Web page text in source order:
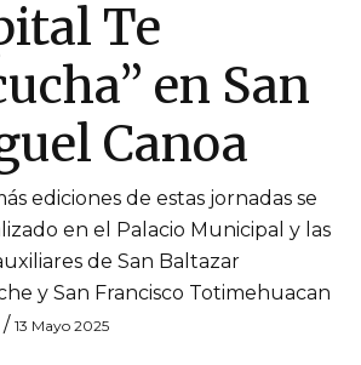
Te
en San
Canoa
ediciones de estas jornadas se
en el Palacio Municipal y las
de San Baltazar
y San Francisco Totimehuacan
/ 13 Mayo 2025